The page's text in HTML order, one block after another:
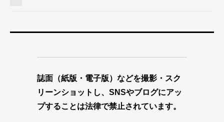
誌面（紙版・電子版）などを撮影・スク
リーンショットし、SNSやブログにアッ
プすることは法律で禁止されています。